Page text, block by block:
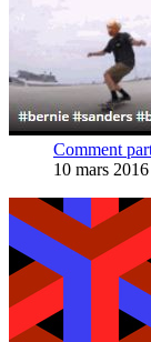
Comment
10 mars 2016